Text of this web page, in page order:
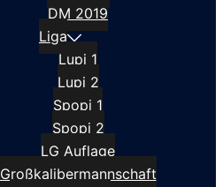
DM 2019
Liga
Lupi 1
Lupi 2
Spopi 1
Spopi 2
LG Auflage
Großkalibermannschaft